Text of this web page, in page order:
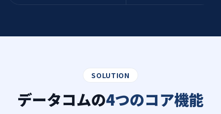
SOLUTION
データコムの4つのコア機能